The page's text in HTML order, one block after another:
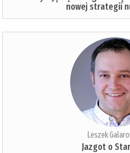
nowej strategii
Leszek
Jazgot o